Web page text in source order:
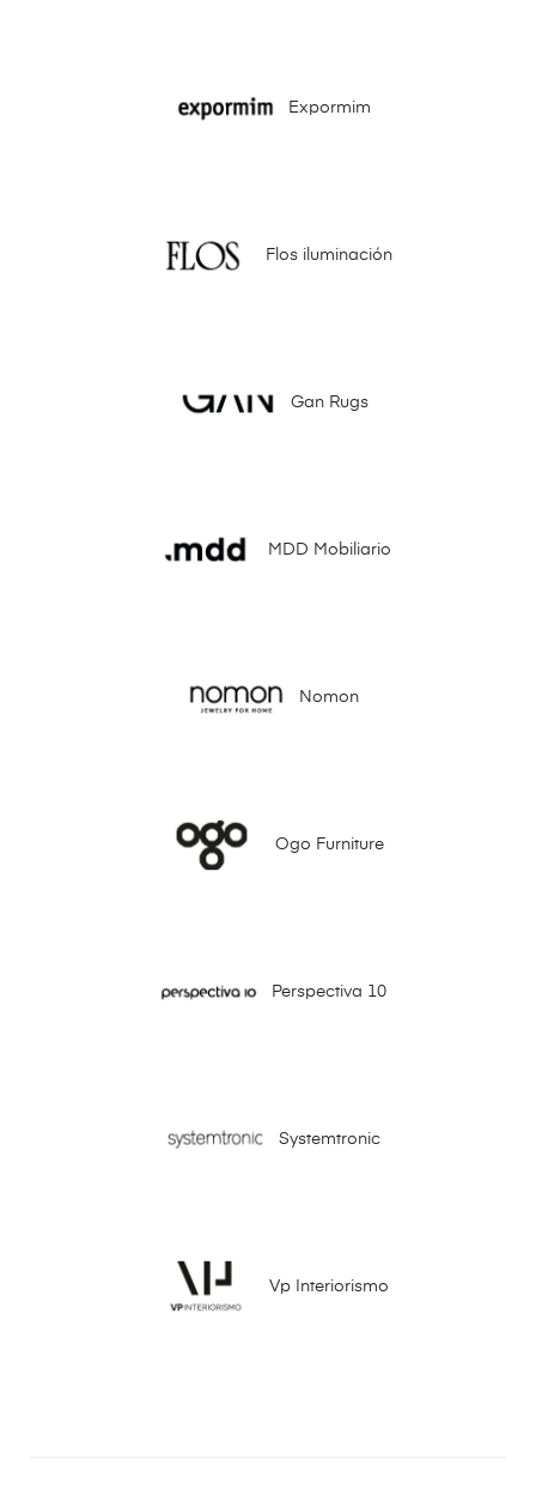
Expormim
Flos iluminación
Gan Rugs
MDD Mobiliario
Nomon
Ogo Furniture
Perspectiva 10
Systemtronic
Vp Interiorismo